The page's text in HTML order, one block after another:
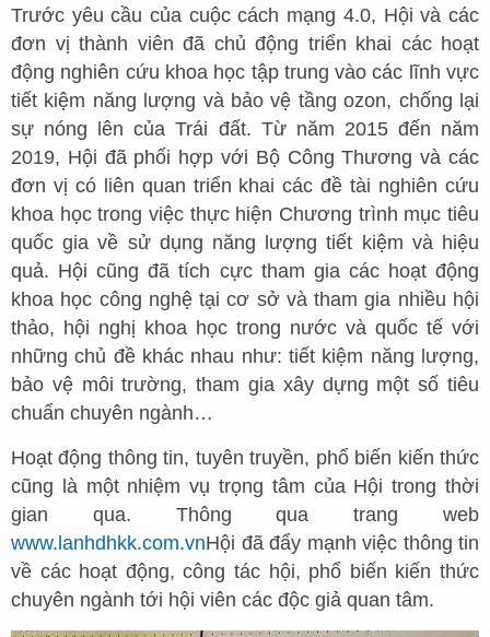
Trước yêu cầu của cuộc cách mạng 4.0, Hội và các
đơn vị thành viên đã chủ động triển khai các hoạt
động nghiên cứu khoa học tập trung vào các lĩnh vực
tiết kiệm năng lượng và bảo vệ tầng ozon, chống lại
sự nóng lên của Trái đất. Từ năm 2015 đến năm
2019, Hội đã phối hợp với Bộ Công Thương và các
đơn vị có liên quan triển khai các đề tài nghiên cứu
khoa học trong việc thực hiện Chương trình mục tiêu
quốc gia về sử dụng năng lượng tiết kiệm và hiệu
quả. Hội cũng đã tích cực tham gia các hoạt động
khoa học công nghệ tại cơ sở và tham gia nhiều hội
thảo, hội nghị khoa học trong nước và quốc tế với
những chủ đề khác nhau như: tiết kiệm năng lượng,
bảo vệ môi trường, tham gia xây dựng một số tiêu
chuẩn chuyên ngành…
Hoạt động thông tin, tuyên truyền, phổ biến kiến thức
cũng là một nhiệm vụ trọng tâm của Hội trong thời
gian qua. Thông qua trang web
www.lanhdhkk.com.vnHội đã đẩy mạnh việc thông tin
về các hoạt động, công tác hội, phổ biến kiến thức
chuyên ngành tới hội viên các độc giả quan tâm.